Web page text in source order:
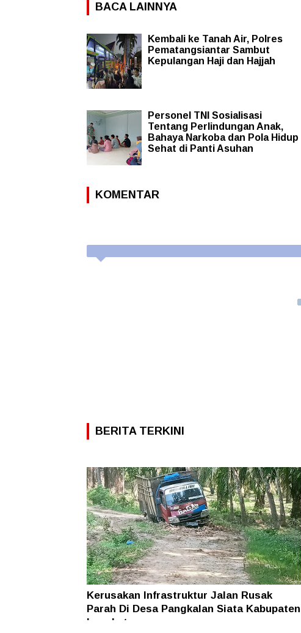
BACA LAINNYA
Kembali ke Tanah Air, Polres
Pematangsiantar Sambut
Kepulangan Haji dan Hajjah
Personel TNI Sosialisasi
Tentang Perlindungan Anak,
Bahaya Narkoba dan Pola Hidup
Sehat di Panti Asuhan
KOMENTAR
BERITA TERKINI
Kerusakan Infrastruktur Jalan Rusak
Parah Di Desa Pangkalan Siata Kabupaten
Langkat